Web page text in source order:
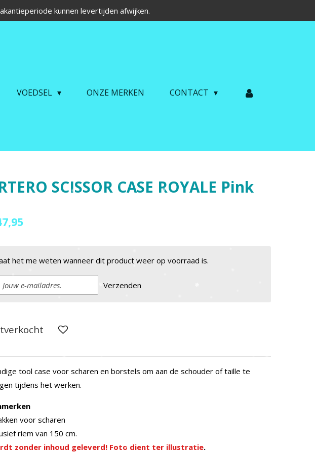
kunnen levertijden afwijken.
VOEDSEL ONZE MERKEN CONTACT
SCISSOR CASE ROYALE Pink
het me weten wanneer dit product weer op voorraad is.
Verzenden
tool case voor scharen en borstels om aan de schouder of taille te
tijdens het werken.
voor scharen
riem van 150 cm.
zonder inhoud geleverd! Foto dient ter illustratie.